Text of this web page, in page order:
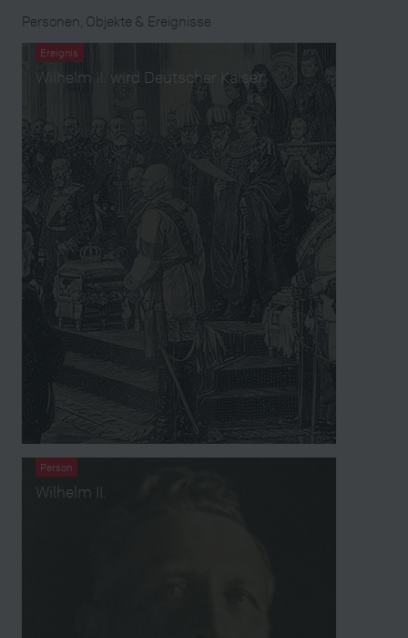
Personen, Objekte & Ereignisse
Ereignis
Wilhelm II. wird Deutscher Kaiser.
Person
Wilhelm II.